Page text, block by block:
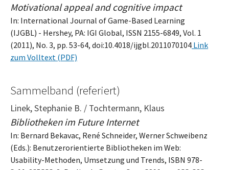
Motivational appeal and cognitive impact
In: International Journal of Game-Based Learning
(IJGBL) - Hershey, PA: IGI Global, ISSN 2155-6849, Vol. 1
(2011), No. 3, pp. 53-64, doi:10.4018/ijgbl.2011070104 Link
zum Volltext (PDF)
Sammelband (referiert)
Linek, Stephanie B. / Tochtermann, Klaus
Bibliotheken im Future Internet
In: Bernard Bekavac, René Schneider, Werner Schweibenz
(Eds.): Benutzerorientierte Bibliotheken im Web:
Usability-Methoden, Umsetzung und Trends, ISBN 978-